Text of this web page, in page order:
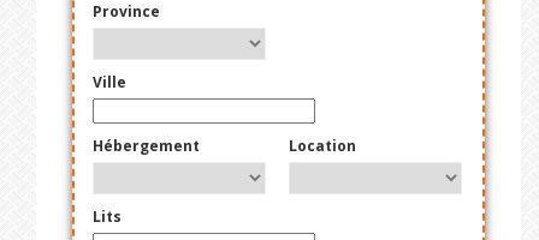
Province
Ville
Hébergement Location
Lits